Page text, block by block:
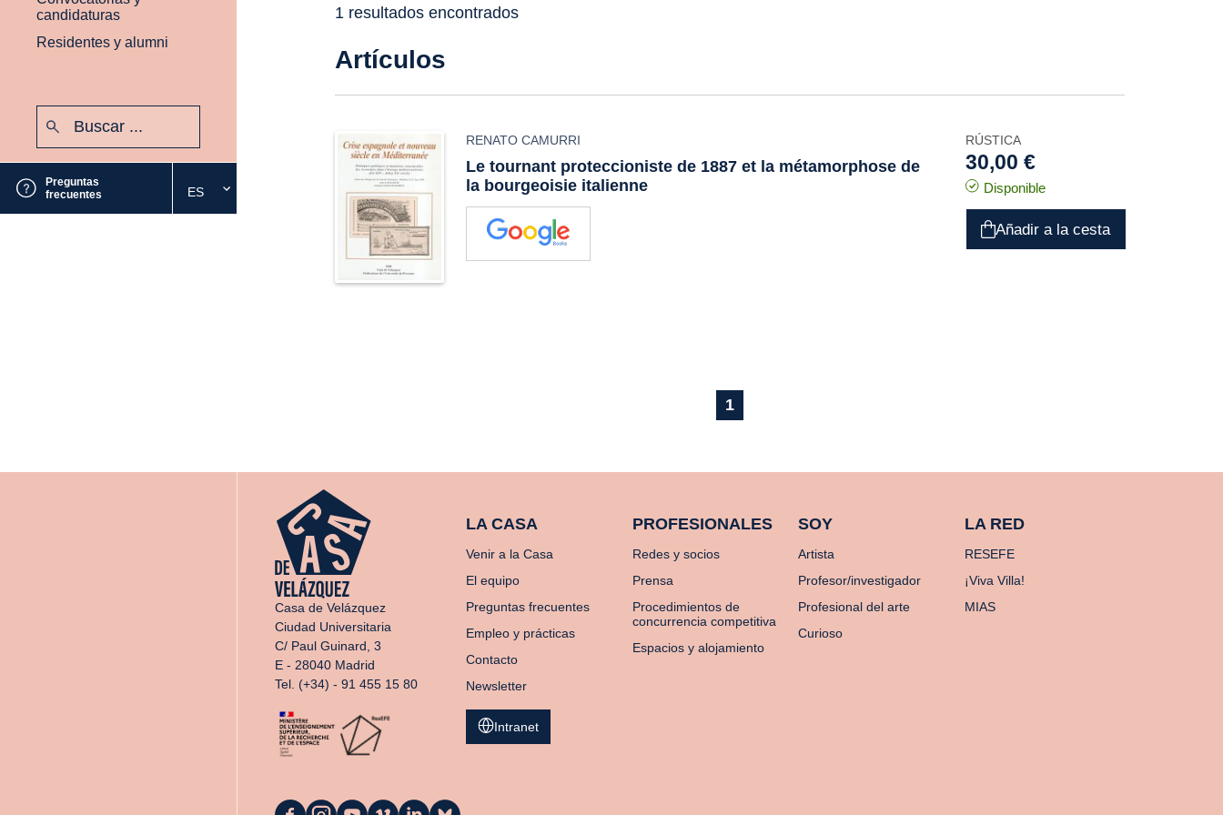
candidaturas
Residentes y alumni
Preguntas
frecuentes
Seleccione
el
ES
1 resultados encontrados
Artículos
RENATO CAMURRI
Le tournant proteccioniste de 1887 et la métamorphose de
la bourgeoisie italienne
RÚSTICA
30,00 €
Disponible
Añadir a la cesta
1
Casa de Velázquez
Ciudad Universitaria
C/ Paul Guinard, 3
E - 28040 Madrid
Tel. (+34) - 91 455 15 80
LA CASA
Venir a la Casa
El equipo
Preguntas frecuentes
Empleo y prácticas
Contacto
Newsletter
PROFESIONALES
Redes y socios
Prensa
Procedimientos de
concurrencia competitiva
Espacios y alojamiento
SOY
Artista
Profesor/investigador
Profesional del arte
Curioso
LA RED
RESEFE
¡Viva Villa!
MIAS
Intranet